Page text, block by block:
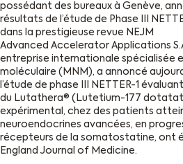
possédant des bureaux à Genève,
résultats de l’étude de Phase III
dans la prestigieuse revue NEJM
Advanced Accelerator Applications
entreprise internationale spécialisée
moléculaire (MNM), a annoncé
l’étude de phase III NETTER-1
du Lutathera® (Lutetium-177
expérimental, chez des patients
neuroendocrines avancées, en
récepteurs de la somatostatine, ont
England Journal of Medicine.